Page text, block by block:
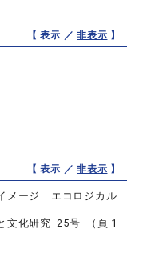
【 表示 ／非表示 】
【 表示 ／非表示 】
メージ エコロジカル
文化研究 25号 （頁 1